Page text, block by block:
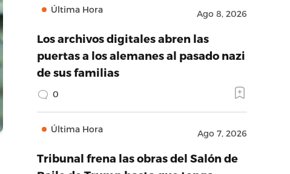
Última Hora Ago 8, 2026
Los archivos digitales abren las
puertas a los alemanes al pasado nazi
de sus familias
0
Última Hora Ago 7, 2026
Tribunal frena las obras del Salón de